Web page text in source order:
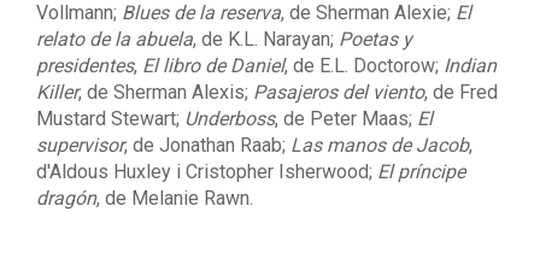
Vollmann; Blues de la reserva, de Sherman Alexie; El
relato de la abuela, de K.L. Narayan; Poetas y
presidentes, El libro de Daniel, de E.L. Doctorow; Indian
Killer, de Sherman Alexis; Pasajeros del viento, de Fred
Mustard Stewart; Underboss, de Peter Maas; El
supervisor, de Jonathan Raab; Las manos de Jacob,
d'Aldous Huxley i Cristopher Isherwood; El príncipe
dragón, de Melanie Rawn.